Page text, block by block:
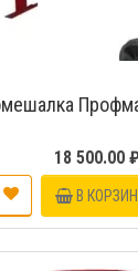
18 500.00
В